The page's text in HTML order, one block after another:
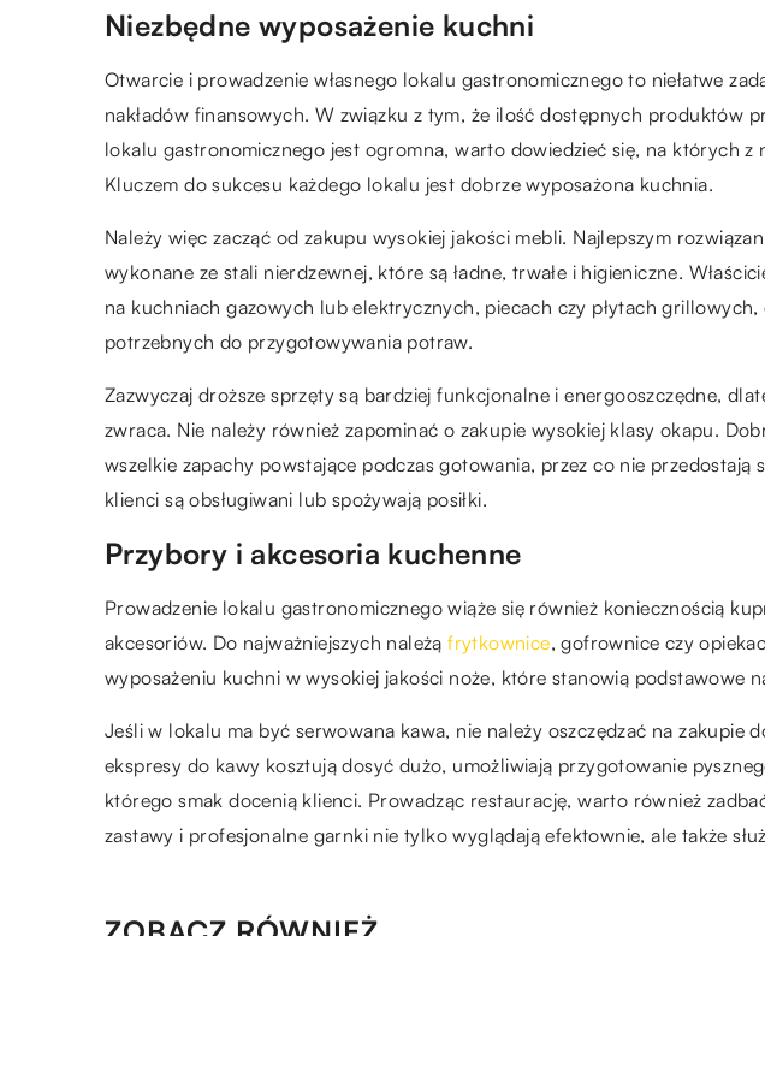
Niezbędne wyposażenie kuchni
Otwarcie i prowadzenie własnego lokalu gastronomicznego to niełatwe
nakładów finansowych. W związku z tym, że ilość dostępnych produktów
lokalu gastronomicznego jest ogromna, warto dowiedzieć się, na których z
Kluczem do sukcesu każdego lokalu jest dobrze wyposażona kuchnia.
Należy więc zacząć od zakupu wysokiej jakości mebli. Najlepszym
wykonane ze stali nierdzewnej, które są ładne, trwałe i higieniczne.
na kuchniach gazowych lub elektrycznych, piecach czy płytach
potrzebnych do przygotowywania potraw.
Zazwyczaj droższe sprzęty są bardziej funkcjonalne i energooszczędne,
zwraca. Nie należy również zapominać o zakupie wysokiej klasy okapu.
wszelkie zapachy powstające podczas gotowania, przez co nie przedostają
klienci są obsługiwani lub spożywają posiłki.
Przybory i akcesoria kuchenne
Prowadzenie lokalu gastronomicznego wiąże się również koniecznością
akcesoriów. Do najważniejszych należąfrytkownice, gofrownice czy
wyposażeniu kuchni w wysokiej jakości noże, które stanowią podstawowe
Jeśli w lokalu ma być serwowana kawa, nie należy oszczędzać na zakupie
ekspresy do kawy kosztują dosyć dużo, umożliwiają przygotowanie
którego smak docenią klienci. Prowadząc restaurację, warto również
zastawy i profesjonalne garnki nie tylko wyglądają efektownie, ale także
ZOBACZ RÓWNIEŻ